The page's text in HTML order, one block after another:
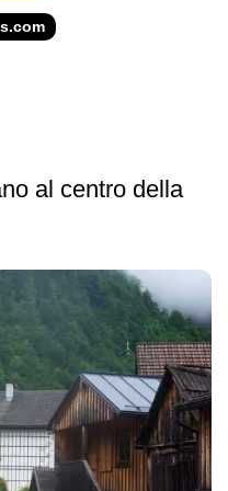
al centro della